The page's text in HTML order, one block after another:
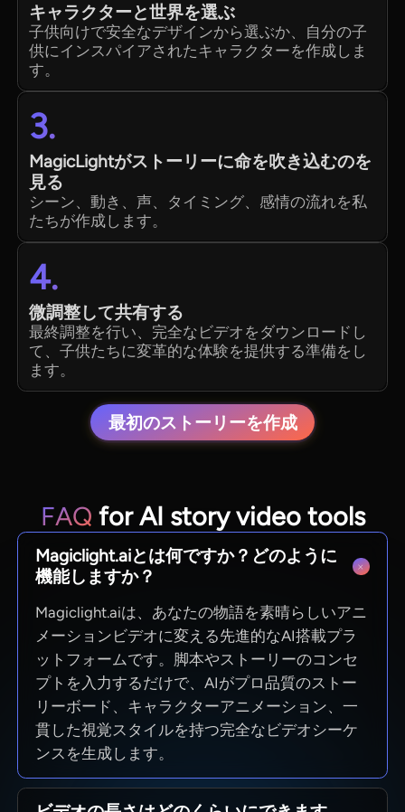
キャラクターと世界を選ぶ
子供向けで安全なデザインから選ぶか、自分の子
供にインスパイアされたキャラクターを作成しま
す。
3.
MagicLightがストーリーに命を吹き込むのを
見る
シーン、動き、声、タイミング、感情の流れを私
たちが作成します。
4.
微調整して共有する
最終調整を行い、完全なビデオをダウンロードし
て、子供たちに変革的な体験を提供する準備をし
ます。
最初のストーリーを作成
FAQ for AI story video tools
Magiclight.aiとは何ですか？どのように
機能しますか？
Magiclight.aiは、あなたの物語を素晴らしいアニ
メーションビデオに変える先進的なAI搭載プラ
ットフォームです。脚本やストーリーのコンセ
プトを入力するだけで、AIがプロ品質のストー
リーボード、キャラクターアニメーション、一
貫した視覚スタイルを持つ完全なビデオシーケ
ンスを生成します。